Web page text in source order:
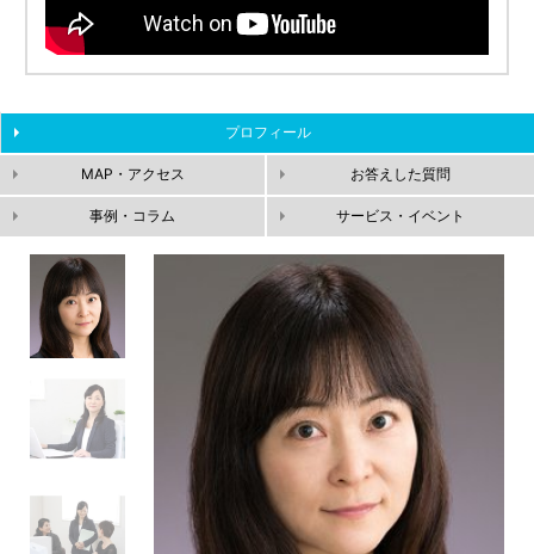
プロフィール
MAP・アクセス お答えした質問
事例・コラム サービス・イベント